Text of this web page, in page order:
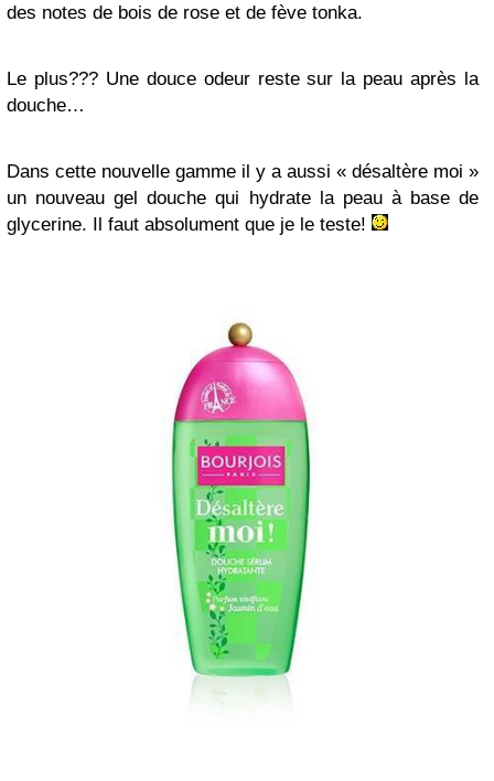
des notes de bois de rose et de fève tonka.
Le plus??? Une douce odeur reste sur la peau après la
douche…
Dans cette nouvelle gamme il y a aussi « désaltère moi »
un nouveau gel douche qui hydrate la peau à base de
glycerine. Il faut absolument que je le teste!